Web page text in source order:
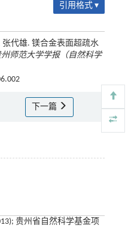
引用格式 ▾
张代雄. 镁合金表面超疏水
州师范大学学报（自然科学
下一篇
贵州省自然科学基金项